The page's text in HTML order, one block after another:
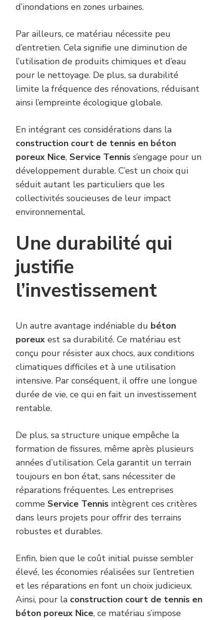
d’inondations en zones urbaines.
Par ailleurs, ce matériau nécessite peu
d’entretien. Cela signifie une diminution de
l’utilisation de produits chimiques et d’eau
pour le nettoyage. De plus, sa durabilité
limite la fréquence des rénovations, réduisant
ainsi l’empreinte écologique globale.
En intégrant ces considérations dans la
construction court de tennis en béton
poreux Nice, Service Tennis s’engage pour un
développement durable. C’est un choix qui
séduit autant les particuliers que les
collectivités soucieuses de leur impact
environnemental.
Une durabilité qui
justifie
l’investissement
Un autre avantage indéniable du béton
poreux est sa durabilité. Ce matériau est
conçu pour résister aux chocs, aux conditions
climatiques difficiles et à une utilisation
intensive. Par conséquent, il offre une longue
durée de vie, ce qui en fait un investissement
rentable.
De plus, sa structure unique empêche la
formation de fissures, même après plusieurs
années d’utilisation. Cela garantit un terrain
toujours en bon état, sans nécessiter de
réparations fréquentes. Les entreprises
comme Service Tennis intègrent ces critères
dans leurs projets pour offrir des terrains
robustes et durables.
Enfin, bien que le coût initial puisse sembler
élevé, les économies réalisées sur l’entretien
et les réparations en font un choix judicieux.
Ainsi, pour la construction court de tennis en
béton poreux Nice, ce matériau s’impose